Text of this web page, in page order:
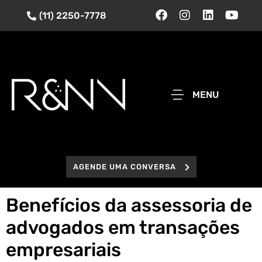
(11) 2250-7778
MENU
AGENDE UMA CONVERSA
Benefícios da assessoria de
advogados em transações
empresariais